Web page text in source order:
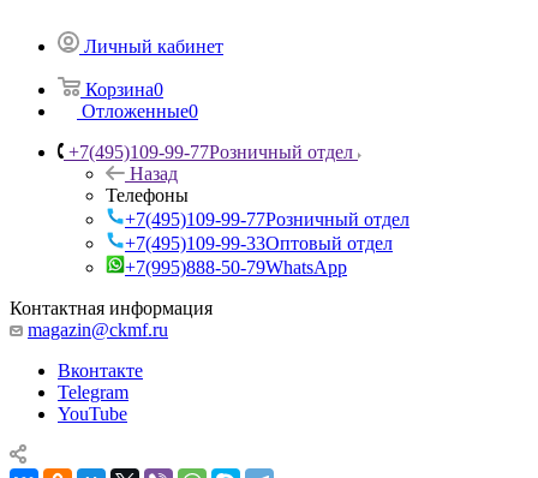
Личный кабинет
Корзина0
Отложенные0
+7(495)109-99-77Розничный отдел
Назад
Телефоны
+7(495)109-99-77Розничный отдел
+7(495)109-99-33Оптовый отдел
+7(995)888-50-79WhatsApp
Контактная информация
magazin@ckmf.ru
Вконтакте
Telegram
YouTube